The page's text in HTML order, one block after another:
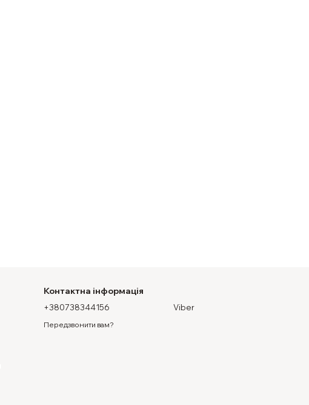
Контактна інформація
+380738344156
Передзвонити вам?
Viber